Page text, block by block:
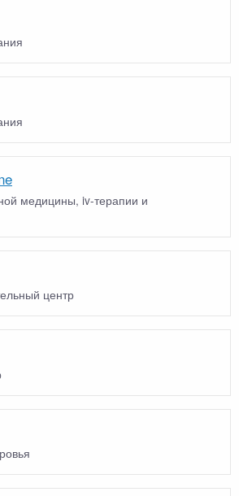
медицины, iv-терапии и
центр